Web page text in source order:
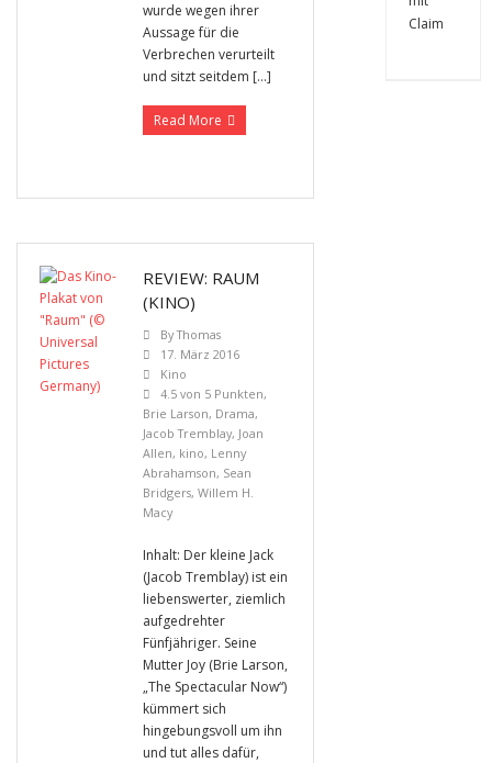
wurde wegen ihrer
Aussage für die
Verbrechen verurteilt
und sitzt seitdem […]
Read More
REVIEW: RAUM
(KINO)
ByThomas
17. März 2016
Kino
4.5 von 5 Punkten,
Brie Larson, Drama,
Jacob Tremblay, Joan
Allen, kino, Lenny
Abrahamson, Sean
Bridgers, Willem H.
Macy
Inhalt: Der kleine Jack
(Jacob Tremblay) ist ein
liebenswerter, ziemlich
aufgedrehter
Fünfjähriger. Seine
Mutter Joy (Brie Larson,
„The Spectacular Now“)
kümmert sich
hingebungsvoll um ihn
und tut alles dafür,